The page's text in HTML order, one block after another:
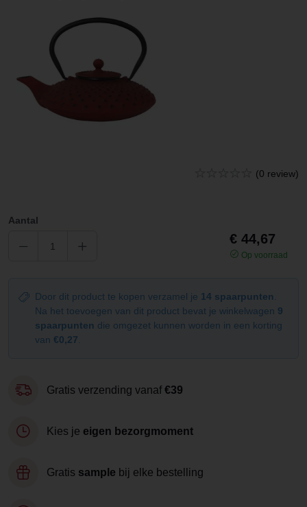
(0 review)
Aantal
€ 44,67
Op voorraad
Door dit product te kopen verzamel je 14 spaarpunten.
Na het toevoegen van dit product bevat je winkelwagen 9
spaarpunten die omgezet kunnen worden in een korting
van €0,27.
Gratis verzending vanaf €39
Kies je eigen bezorgmoment
Gratis sample bij elke bestelling